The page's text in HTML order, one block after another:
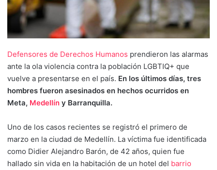
Defensores de Derechos Humanos prendieron las alarmas
ante la ola violencia contra la población LGBTIQ+ que
vuelve a presentarse en el país. En los últimos días, tres
hombres fueron asesinados en hechos ocurridos en
Meta, Medellín y Barranquilla.
Uno de los casos recientes se registró el primero de
marzo en la ciudad de Medellín. La víctima fue identificada
como Didier Alejandro Barón, de 42 años, quien fue
hallado sin vida en la habitación de un hotel del barrio